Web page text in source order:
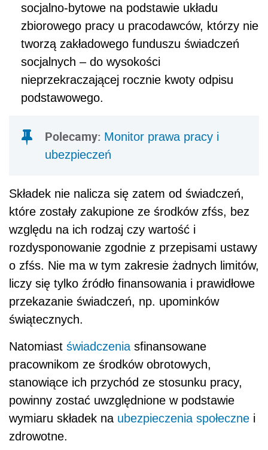
socjalno-bytowe na podstawie układu
zbiorowego pracy u pracodawców, którzy nie
tworzą zakładowego funduszu świadczeń
socjalnych – do wysokości
nieprzekraczającej rocznie kwoty odpisu
podstawowego.
Polecamy: Monitor prawa pracy i
ubezpieczeń
Składek nie nalicza się zatem od świadczeń,
które zostały zakupione ze środków zfśs, bez
względu na ich rodzaj czy wartość i
rozdysponowanie zgodnie z przepisami ustawy
o zfśs. Nie ma w tym zakresie żadnych limitów,
liczy się tylko źródło finansowania i prawidłowe
przekazanie świadczeń, np. upominków
świątecznych.
Natomiast świadczenia sfinansowane
pracownikom ze środków obrotowych,
stanowiące ich przychód ze stosunku pracy,
powinny zostać uwzględnione w podstawie
wymiaru składek na ubezpieczenia społeczne i
zdrowotne.